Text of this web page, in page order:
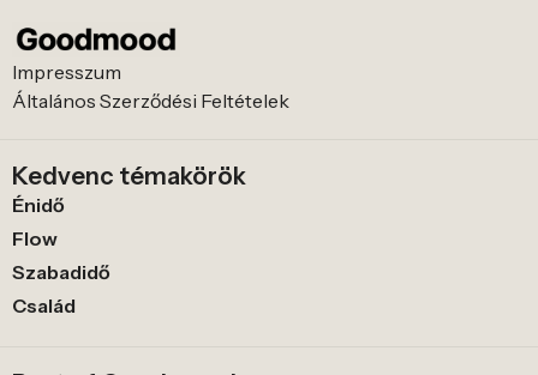
Impresszum
Általános Szerződési Feltételek
Kedvenc témakörök
Énidő
Flow
Szabadidő
Család